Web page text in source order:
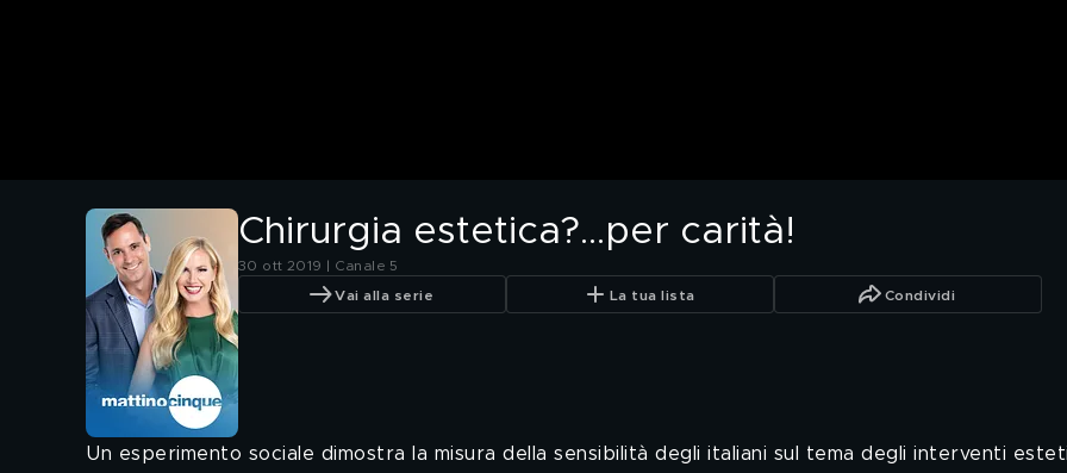
Chirurgia estetica?...per carità!
30 ott 2019 | Canale 5
Vai alla serie La tua lista Condividi
Un esperimento sociale dimostra la misura della sensibilità degli italiani sul tema degli interventi